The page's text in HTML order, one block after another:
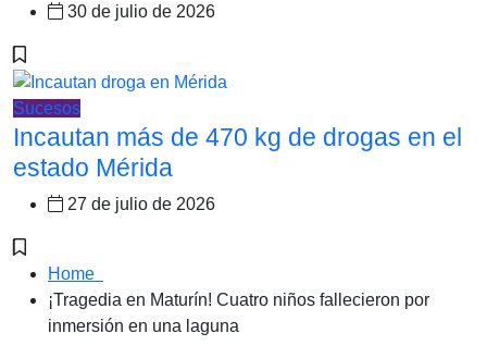
30 de julio de 2026
Sucesos
Incautan más de 470 kg de drogas en el
estado Mérida
27 de julio de 2026
Home
¡Tragedia en Maturín! Cuatro niños fallecieron por
inmersión en una laguna